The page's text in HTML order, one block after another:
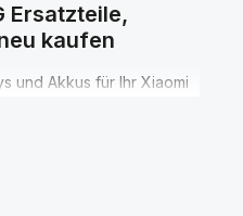
Ersatzteile,
kaufen
und Akkus für Ihr Xiaomi